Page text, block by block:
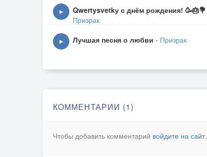
▶ Qwertysvetkу с днём рождения! 🥳🎂💐
Призрак
▶ Лучшая песня о любви - Призрак
КОММЕНТАРИИ (1)
Чтобы добавить комментарий войдите на сайт.